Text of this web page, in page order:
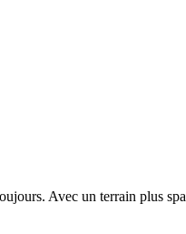
Avec un terrain plus